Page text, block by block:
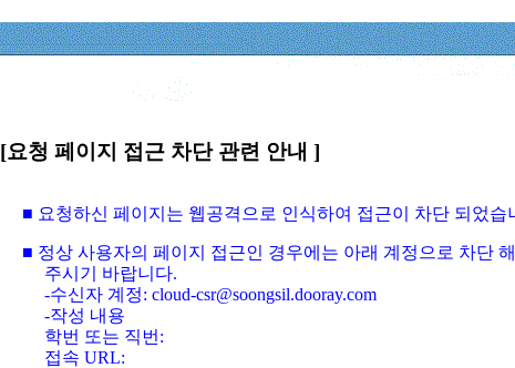
[요청 페이지 접근 차단 관련 안내 ]
■ 요청하신 페이지는 웹공격으로 인식하여 접근이 차단 되었습
■ 정상 사용자의 페이지 접근인 경우에는 아래 계정으로 차단
주시기 바랍니다.
-수신자 계정: cloud-csr@soongsil.dooray.com
-작성 내용
학번 또는 직번:
접속 URL: